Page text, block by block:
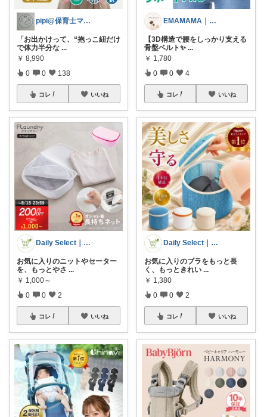
pipi@保育士ママの趣味部屋
「お出かけって、“抱っこ紐だけ
で体力半分な ...
￥ 8,990
0 0 138
コレ いいね
Daily Select｜日用品・食品
お気に入りのニットやセーター
を、もっとやさ ...
￥ 1,000～
0 0 2
コレ いいね
EMAMAMA｜１歳ママの推しアイテム
【3D構造で腰をしっかり支える
骨盤ベルト✨ ...
￥ 1,780
0 0 4
コレ いいね
Daily Select｜日用品・食品
お気に入りのブラをもっと長
く、もっときれい ...
￥ 1,380
0 0 2
コレ いいね